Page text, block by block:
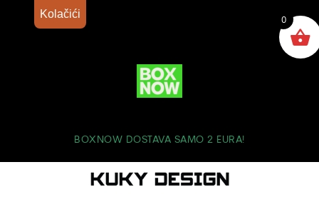
BOXNOW DOSTAVA SAMO 2 EURA!
0
Kolačići